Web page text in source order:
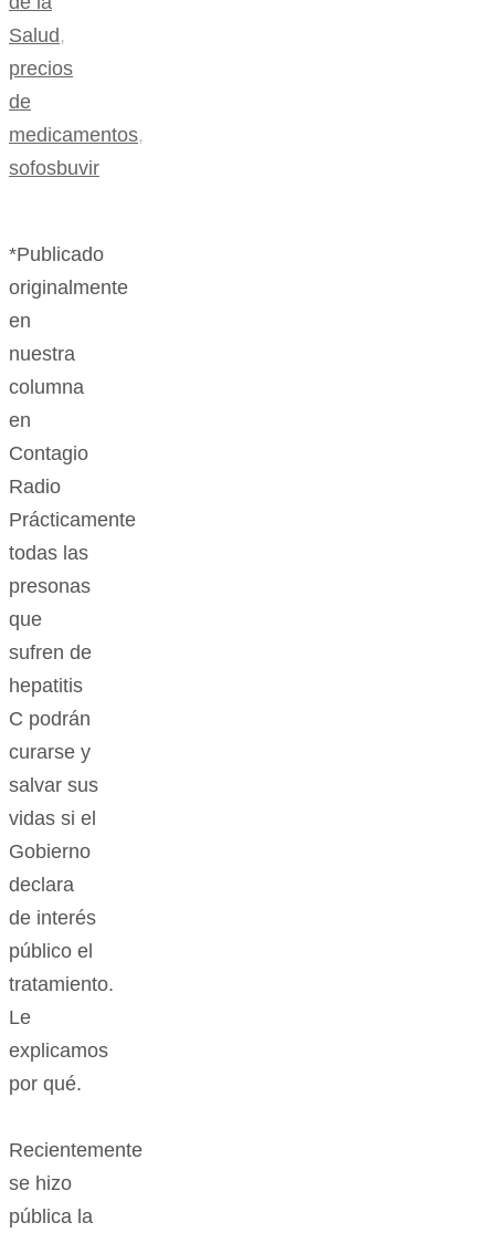
Salud ,
precios
de
medicamentos,
sofosbuvir
*Publicado
originalmente
en
nuestra
columna
en
Contagio
Radio
Prácticamente
todas las
presonas
que
sufren de
hepatitis
C podrán
curarse y
salvar sus
vidas si el
Gobierno
declara
de interés
público el
tratamiento.
Le
explicamos
por qué.
Recientemente
se hizo
pública la